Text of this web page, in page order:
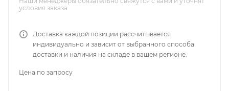
условия заказа
Доставка каждой позиции рассчитывается
индивидуально и зависит от выбранного способа
доставки и наличия на складе в вашем регионе.
Цена по запросу